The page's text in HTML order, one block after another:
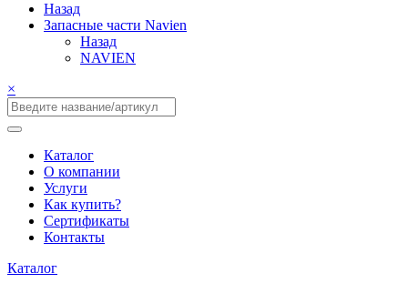
Назад
Запасные части Navien
Назад
NAVIEN
×
Каталог
О компании
Услуги
Как купить?
Сертификаты
Контакты
Каталог